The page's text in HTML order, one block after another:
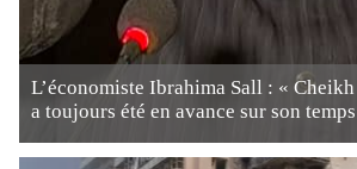
L’économiste Ibrahima Sall : «
a toujours été en avance sur son